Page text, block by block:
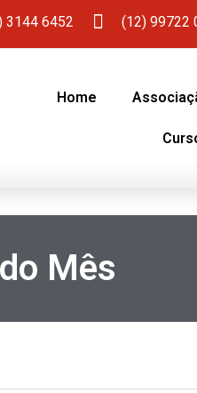
3144 6452 (12) 99722
Home
Mês